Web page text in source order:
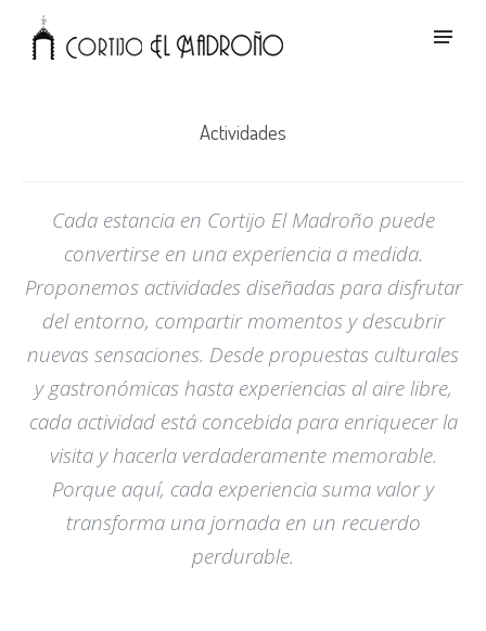
Actividades
Cada estancia en Cortijo El Madroño puede
convertirse en una experiencia a medida.
Proponemos actividades diseñadas para disfrutar
del entorno, compartir momentos y descubrir
nuevas sensaciones. Desde propuestas culturales
y gastronómicas hasta experiencias al aire libre,
cada actividad está concebida para enriquecer la
visita y hacerla verdaderamente memorable.
Porque aquí, cada experiencia suma valor y
transforma una jornada en un recuerdo
perdurable.